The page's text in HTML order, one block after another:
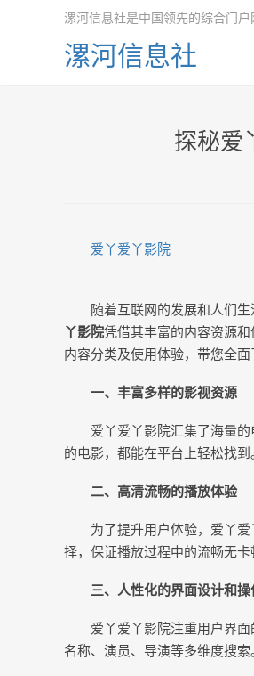
漯河信息社是中国领先的综合门户
漯河信息社
探秘爱
爱丫爱丫影院
随着互联网的发展和人们
丫影院凭借其丰富的内容资源
内容分类及使用体验，带您全面
一、丰富多样的影视资源
爱丫爱丫影院汇集了海量
的电影，都能在平台上轻松找
二、高清流畅的播放体验
为了提升用户体验，爱丫
择，保证播放过程中的流畅无
三、人性化的界面设计和
爱丫爱丫影院注重用户界
名称、演员、导演等多维度搜